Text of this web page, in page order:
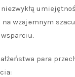
wzajemnym
para